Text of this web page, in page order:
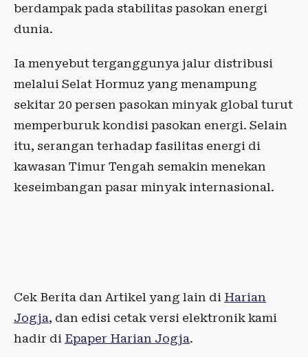
berdampak pada stabilitas pasokan energi
dunia.
Ia menyebut terganggunya jalur distribusi
melalui Selat Hormuz yang menampung
sekitar 20 persen pasokan minyak global turut
memperburuk kondisi pasokan energi. Selain
itu, serangan terhadap fasilitas energi di
kawasan Timur Tengah semakin menekan
keseimbangan pasar minyak internasional.
Cek Berita dan Artikel yang lain di Harian
Jogja, dan edisi cetak versi elektronik kami
hadir di Epaper Harian Jogja.